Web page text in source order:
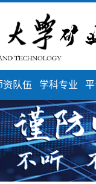
资队伍 学科专业